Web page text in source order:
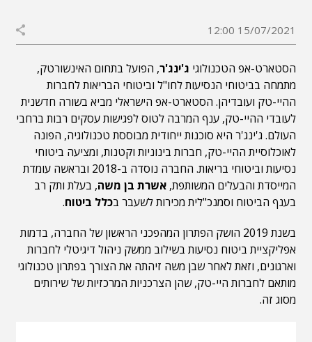
15/07/2021 12:00
הסטארט-אפ הטכנולוגי ג'ינג'ר, הפועל בתחום האינשורטק,
מתמחה בביטוחי הנסיעות לחו"ל וביטוחי הבריאות לחברות
ההיי-טק ועובדיהן. הסטארט-אפ הישראלי מביא בשורה חדשנית
לעובדי ההיי-טק, ענף המרבה לטוס לפגישות עסקים רבות ברחבי
העולם. ג'ינג'ר היא סוכנות ייחודית מבוססת טכנולוגיה, הפונה
לאוכלוסיית ההיי-טק, חברות בינוניות וקטנות, ומציעה ביטוחי
נסיעות וביטוחי בריאות. החברה נוסדה ב-2018 ובראשה עומדת
המייסדת והבעלים המשותפת, אשרת בן משה, בעלת ותק רב
בענף הביטוח וסמנכ"לית מכירות לשעבר בכלל ביטוח.
בשנת 2019 הושק הפתרון המהפכני הראשון של החברה, בדמות
אפליקציית ביטוח נסיעות בשילוב ממשק ניהול דיגיטלי לחברות
וארגונים, וזאת לאחר שבן משה זיהתה את הצורך בפתרון טכנולוגי
מותאם לחברות היי-טק, שהן הצרכניות המרכזיות של שירותים
מסוג זה.